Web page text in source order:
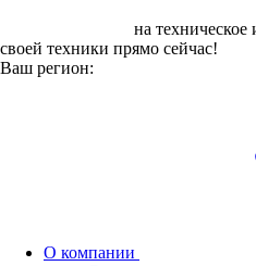
на
своей техники прямо сейчас!
Ваш регион:
О компании